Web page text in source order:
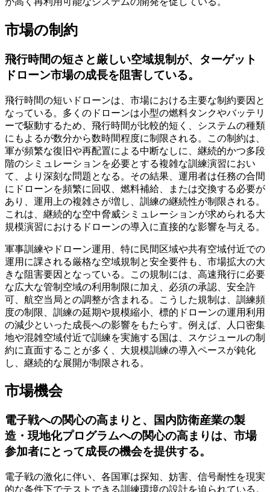
市場の制約
飛行時間の短さと厳しい空域規制が、ターゲット
ドローン市場の成長を阻害している。
飛行時間の短いドローンは、市場における主要な制約要因と
なっている。多くのドローンは小型の燃料タンクやバッテリ
ーで駆動するため、飛行時間が比較的短く、システムの種類
にもよるが数分から数時間程度に制限される。この制約は、
軍が頻繁な復旧や再配置による中断なしに、継続的かつ多段
階のシミュレーションを必要とする複雑な訓練演習におい
て、より深刻な問題となる。その結果、運用者は任務の合間
にドローンを頻繁に回収、燃料補給、または交換する必要が
あり、運用上の複雑さが増し、訓練の継続性が制限される。
これは、継続的な空中脅威シミュレーションが求められる大
規模演習におけるドローンの導入に直接的な影響を与える。
軍事訓練やドローン運用、特に民間区域や共有空域付近での
運用に課される厳格な空域規制と安全要件も、市場拡大の大
きな阻害要因となっている。この規制には、高速飛行に必要
な広大な管制空域の利用制限に加え、必須の承認、安全許
可、航空当局との調整が含まれる。こうした規制は、訓練頻
度の制限、訓​​練の延期や規模縮小、標的ドローンの運用利用
の減少といった成長への影響をもたらす。例えば、人口密集
地や混雑空域付近で訓練を実施する国は、スケジュールの制
約に直面することが多く、大規模訓練の導入ペースが鈍化
し、継続的な展開が制限される。
市場機会
電子戦への関心の高まりと、国内防衛産業の製
造・現地化プログラムへの関心の高まりは、市場
参加者にとって成長の機会を提供する。
電子戦の激化に伴い、各国軍は探知、妨害、信号耐性を現実
的な条件下でテストできる訓練環境の設計を迫られている。